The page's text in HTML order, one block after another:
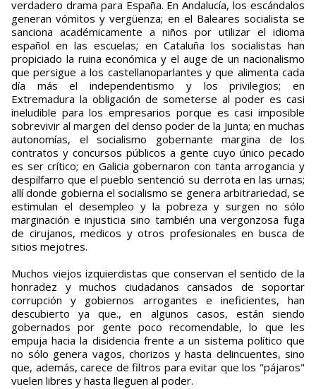
verdadero drama para España. En Andalucía, los escándalos
generan vómitos y vergüenza; en el Baleares socialista se
sanciona académicamente a niños por utilizar el idioma
español en las escuelas; en Cataluña los socialistas han
propiciado la ruina económica y el auge de un nacionalismo
que persigue a los castellanoparlantes y que alimenta cada
día más el independentismo y los privilegios; en
Extremadura la obligación de someterse al poder es casi
ineludible para los empresarios porque es casi imposible
sobrevivir al margen del denso poder de la Junta; en muchas
autonomías, el socialismo gobernante margina de los
contratos y concursos públicos a gente cuyo único pecado
es ser crítico; en Galicia gobernaron con tanta arrogancia y
despilfarro que el pueblo sentenció su derrota en las urnas;
allí donde gobierna el socialismo se genera arbitrariedad, se
estimulan el desempleo y la pobreza y surgen no sólo
marginación e injusticia sino también una vergonzosa fuga
de cirujanos, medicos y otros profesionales en busca de
sitios mejotres.
Muchos viejos izquierdistas que conservan el sentido de la
honradez y muchos ciudadanos cansados de soportar
corrupción y gobiernos arrogantes e ineficientes, han
descubierto ya que., en algunos casos, están siendo
gobernados por gente poco recomendable, lo que les
empuja hacia la disidencia frente a un sistema político que
no sólo genera vagos, chorizos y hasta delincuentes, sino
que, además, carece de filtros para evitar que los "pájaros"
vuelen libres y hasta lleguen al poder.